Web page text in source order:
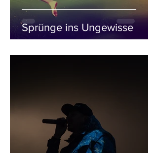
Sprünge ins Ungewisse